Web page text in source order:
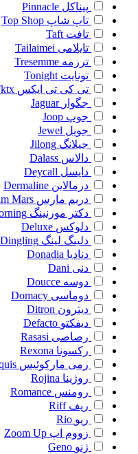
پیناکل Pinnacle
تاپ شاپ Top Shop
تافت Taft
تایلامی Tailaimei
ترزمه Tresemme
تونایت Tonight
تی کی تی ایکس
جگوار Jaguar
جوپ Joop
جویل Jewel
جیلانگ Jilong
دالاس Dalass
دایسل Deycall
درمالاین Dermaline
دریم مارس Mars
دکتر مورنینگ
دلوکس Deluxe
دلینگ لینگ Dingling
دنادیا Donadia
دنی Dani
دوسه Doucce
دوماسی Domacy
دیترون Ditron
دیفکتو Defacto
رصاصی Rasasi
رکسونا Rexona
رمی مارکوئیس
روژینا Rojina
رومنس Romance
ریف Riff
ریو Rio
زووم اپ Zoom Up
ژنو Geno